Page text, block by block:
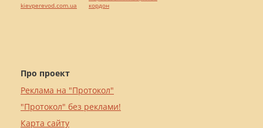
Про проект
Реклама на "Протокол"
"Протокол" без реклами!
Карта сайту
kievperevod.com.ua
кордон